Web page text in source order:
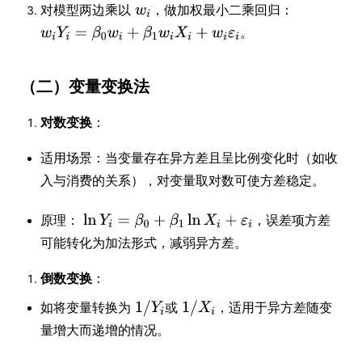
对模型两边乘以
，做加权最小二乘回归：
。
（二）变量变换法
对数变换 ：
适用场景：当变量存在异方差且呈比例变化时（如收
入与消费的关系），对变量取对数可使方差稳定。
原理：
，误差项方差
可能转化为加法形式，减弱异方差。
倒数变换 ：
如将变量转换为
或
，适用于异方差随变
量增大而递增的情况。